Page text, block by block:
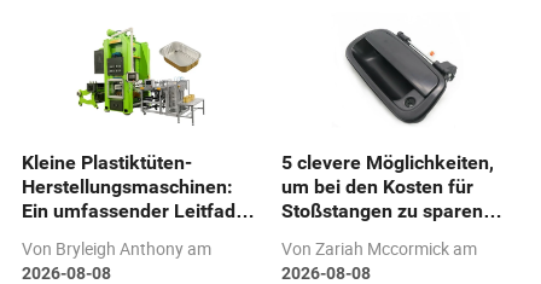
Kleine Plastiktüten-
Herstellungsmaschinen:
Ein umfassender Leitfaden
der Benutzerbedürfnisse
Von Bryleigh Anthony am
2026-08-08
5 clevere Möglichkeiten,
um bei den Kosten für
Stoßstangen zu sparen
Bedürfnisse zu erfüllen
Von Zariah Mccormick am
2026-08-08